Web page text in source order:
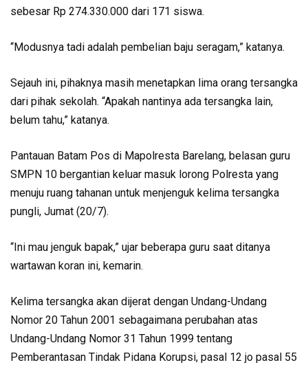
sebesar Rp 274.330.000 dari 171 siswa.
“Modusnya tadi adalah pembelian baju seragam,” katanya.
Sejauh ini, pihaknya masih menetapkan lima orang tersangka
dari pihak sekolah. “Apakah nantinya ada tersangka lain,
belum tahu,” katanya.
Pantauan Batam Pos di Mapolresta Barelang, belasan guru
SMPN 10 bergantian keluar masuk lorong Polresta yang
menuju ruang tahanan untuk menjenguk kelima tersangka
pungli, Jumat (20/7).
“Ini mau jenguk bapak,” ujar beberapa guru saat ditanya
wartawan koran ini, kemarin.
Kelima tersangka akan dijerat dengan Undang-Undang
Nomor 20 Tahun 2001 sebagaimana perubahan atas
Undang-Undang Nomor 31 Tahun 1999 tentang
Pemberantasan Tindak Pidana Korupsi, pasal 12 jo pasal 55